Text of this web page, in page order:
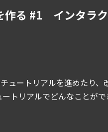
作る #1 インタラ
ートリアルを進めたり、
トリアルでどんなことがで